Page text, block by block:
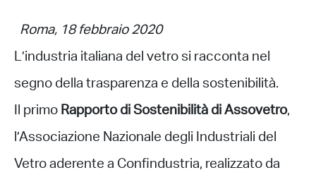
Roma, 18 febbraio 2020
L’industria italiana del vetro si racconta nel
segno della trasparenza e della sostenibilità.
Il primo Rapporto di Sostenibilità di Assovetro,
l’Associazione Nazionale degli Industriali del
Vetro aderente a Confindustria, realizzato da